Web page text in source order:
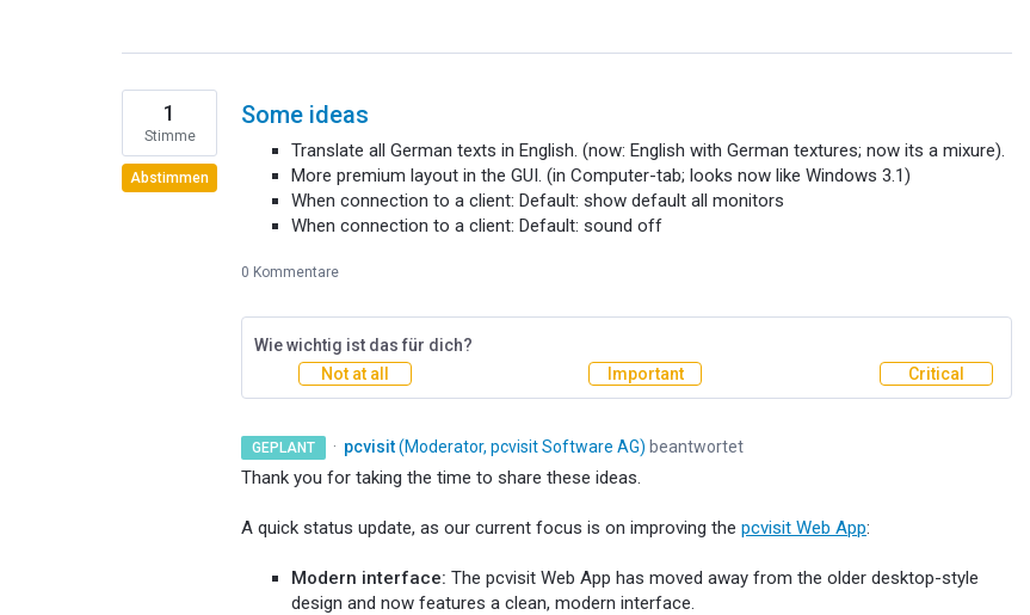
Some ideas
Translate all German texts in English. (now: English with German textures; now its a mixure).
More premium layout in the GUI. (in Computer-tab; looks now like Windows 3.1)
When connection to a client: Default: show default all monitors
When connection to a client: Default: sound off
1
Stimme
Abstimmen
0 Kommentare
Wie wichtig ist das für dich?
Not at all
Important Critical
GEPLANT · pcvisit(Moderator, pcvisit Software AG) beantwortet
Thank you for taking the time to share these ideas.
A quick status update, as our current focus is on improving the pcvisit Web App:
Modern interface: The pcvisit Web App has moved away from the older desktop-style
design and now features a clean, modern interface.